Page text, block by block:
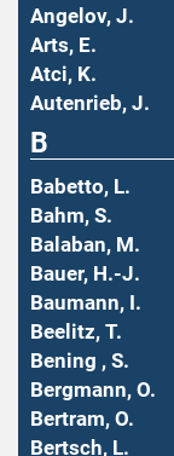
Angelov, J.
Arts, E.
Atci, K.
Autenrieb, J.
B
Babetto, L.
Bahm, S.
Balaban, M.
Bauer, H.-J.
Baumann, I.
Beelitz, T.
Bening , S.
Bergmann, O.
Bertram, O.
Bertsch, L.